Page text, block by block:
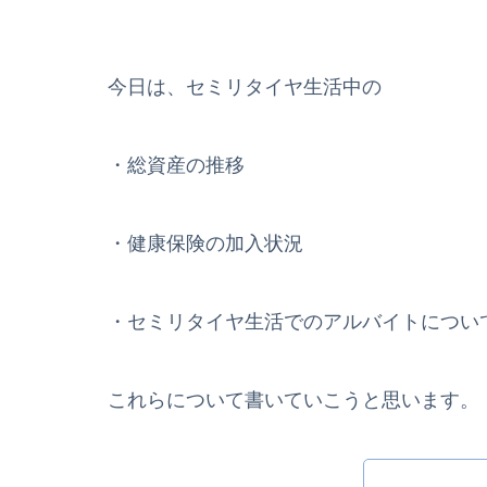
今日は、セミリタイヤ生活中の
・総資産の推移
・健康保険の加入状況
・セミリタイヤ生活でのアルバイトについ
これらについて書いていこうと思います。